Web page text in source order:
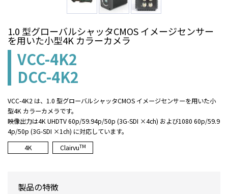
1.0 型グローバルシャッタCMOS イメージセンサー
を用いた小型4K カラーカメラ
VCC-4K2
DCC-4K2
VCC-4K2 は、1.0 型グローバルシャッタCMOS イメージセンサーを用いた小
型4K カラーカメラです。
映像出力は4K UHDTV 60p/59.94p/50p (3G-SDI ×4ch) および1080 60p/59.9
4p/50p (3G-SDI ×1ch) に対応しています。
4K
ClairvuTM
製品の特徴